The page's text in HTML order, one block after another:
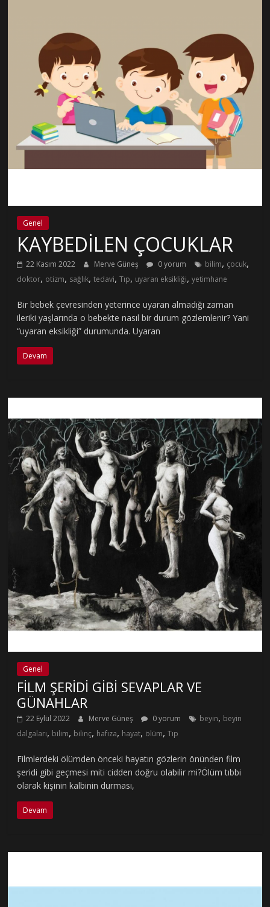
Genel
KAYBEDİLEN ÇOCUKLAR
22 Kasım 2022 Merve Güneş 0 yorum bilim, çocuk,
doktor, otizm, sağlık,tedavi,Tıp, uyaran eksikliği,yetimhane
Bir bebek çevresinden yeterince uyaran almadığı zaman
ileriki yaşlarında o bebekte nasıl bir durum gözlemlenir? Yani
“uyaran eksikliği” durumunda. Uyaran
Devam
Genel
FİLM ŞERİDİ GİBİ SEVAPLAR VE
GÜNAHLAR
22 Eylül 2022 Merve Güneş 0 yorum beyin, beyin
dalgaları, bilim, bilinç, hafıza, hayat, ölüm,Tıp
Filmlerdeki ölümden önceki hayatın gözlerin önünden film
şeridi gibi geçmesi miti cidden doğru olabilir mi?Ölüm tıbbi
olarak kişinin kalbinin durması,
Devam